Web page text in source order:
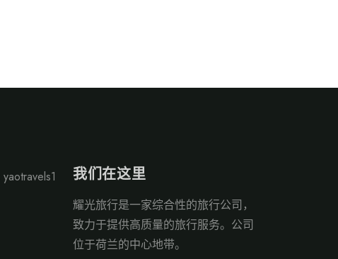
yaotravels1 我们在这里
耀光旅行是一家综合性的旅行公司，
致力于提供高质量的旅行服务。公司
位于荷兰的中心地带。